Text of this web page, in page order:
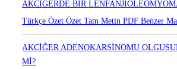
Türkçe ÖzetÖzetTam MetinPDFBenzer
AKCİĞERDE BİR
Türkçe ÖzetÖzetTam MetinPDFBenzer